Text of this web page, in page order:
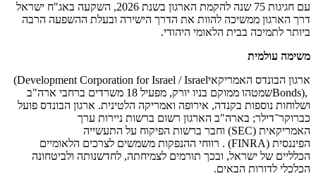
עם חגיגות 75 שנה להקמת הארגון בשנת 2026, השקעה באג"ח ישראל
דרך הארגון ממשיכה להוות את הדרך הישירה ובעלת ההשפעה הרבה
ביותר לתמיכה בבית הלאומי היהודי.
משימה עולמית
ארגון הבונדס האמריקאי(Development Corporation for Israel / Israel
Bonds),
שמטהו ממוקם בניו יורק, מפעיל 18 משרדים ברחבי ארה"ב
ושלוחות נוספות בקנדה, אירופה ואמריקה הלטינית. ארגון הבונדס פועל
כברוקר־דילר; בארה"ב הארגון רשום ברשות ניירות ערך
האמריקאית (SEC) וחבר ברשות הפיקוח על התעשייה
הפיננסית (FINRA) . רווחי ההנפקות משמשים לצרכים הלאומיים
הכלליים של ישראל, ובכך תורמים לצמיחתה, לחדשנותה ולביטחונה
הכלכלי לדורות הבאים.